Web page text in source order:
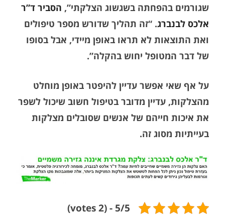
שגורמים בהפחתה בשגשוג הצלקתי”, הסביר ד”ר
אלכס לבנברג. “זה תהליך שדורש מספר טיפולים
ואת התוצאות לא תראו באופן מיידי, אבל בסופו
של דבר המטופל יחוש בהקלה”.
על אף שאי אפשר עדיין להיפטר באופן מוחלט
מהצלקות, עדיין מדובר בטיפול חשוב שיכול לשפר
את איכות חייהם של אנשים שסובלים מצלקות
בעייתיות מסוג זה.
5/5 - (2 votes)